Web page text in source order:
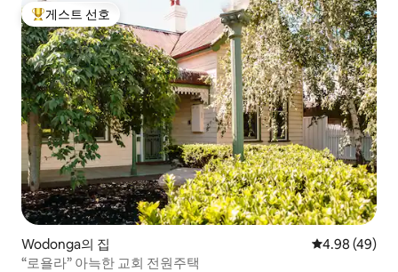
상위 게스트 선호
게스트 선호
Wodonga의 집 평점 4.98점(5
4.98 (49)
“로욜라” 아늑한 교회 전원주택